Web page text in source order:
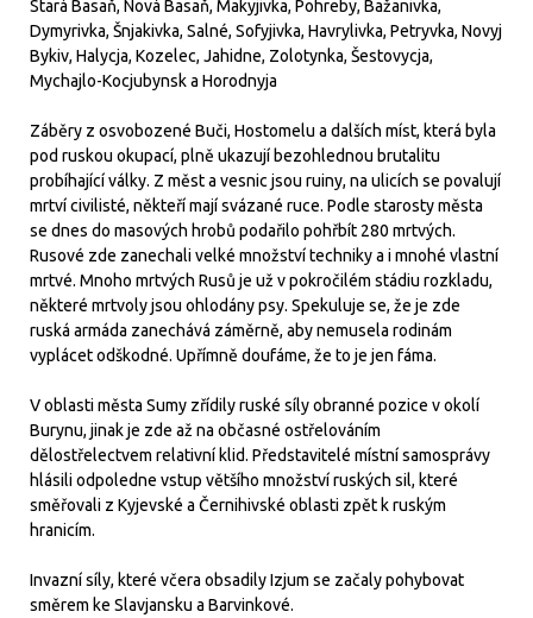
Stará Basaň, Nová Basaň, Makyjivka, Pohreby, Bažanivka,
Dymyrivka, Šnjakivka, Salné, Sofyjivka, Havrylivka, Petryvka, Novyj
Bykiv, Halycja, Kozelec, Jahidne, Zolotynka, Šestovycja,
Mychajlo-Kocjubynsk a Horodnyja
Záběry z osvobozené Buči, Hostomelu a dalších míst, která byla
pod ruskou okupací, plně ukazují bezohlednou brutalitu
probíhající války. Z měst a vesnic jsou ruiny, na ulicích se povalují
mrtví civilisté, někteří mají svázané ruce. Podle starosty města
se dnes do masových hrobů podařilo pohřbít 280 mrtvých.
Rusové zde zanechali velké množství techniky a i mnohé vlastní
mrtvé. Mnoho mrtvých Rusů je už v pokročilém stádiu rozkladu,
některé mrtvoly jsou ohlodány psy. Spekuluje se, že je zde
ruská armáda zanechává záměrně, aby nemusela rodinám
vyplácet odškodné. Upřímně doufáme, že to je jen fáma.
V oblasti města Sumy zřídily ruské síly obranné pozice v okolí
Burynu, jinak je zde až na občasné ostřelováním
dělostřelectvem relativní klid. Představitelé místní samosprávy
hlásili odpoledne vstup většího množství ruských sil, které
směřovali z Kyjevské a Černihivské oblasti zpět k ruským
hranicím.
Invazní síly, které včera obsadily Izjum se začaly pohybovat
směrem ke Slavjansku a Barvinkové.